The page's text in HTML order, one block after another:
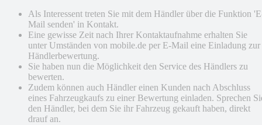
Als Interessent treten Sie mit dem Händler über die Funktion
Mail senden' in Kontakt.
Eine gewisse Zeit nach Ihrer Kontaktaufnahme erhalten Sie
unter Umständen von mobile.de per E-Mail eine Einladung zur
Händlerbewertung.
Sie haben nun die Möglichkeit den Service des Händlers zu
bewerten.
Zudem können auch Händler einen Kunden nach Abschluss
eines Fahrzeugkaufs zu einer Bewertung einladen. Sprechen
den Händler, bei dem Sie ihr Fahrzeug gekauft haben, direkt
drauf an.